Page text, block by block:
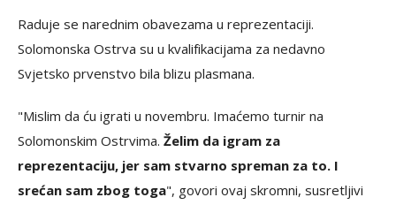
Raduje se narednim obavezama u reprezentaciji.
Solomonska Ostrva su u kvalifikacijama za nedavno
Svjetsko prvenstvo bila blizu plasmana.
"Mislim da ću igrati u novembru. Imaćemo turnir na
Solomonskim Ostrvima. Želim da igram za
reprezentaciju, jer sam stvarno spreman za to. I
srećan sam zbog toga", govori ovaj skromni, susretljivi